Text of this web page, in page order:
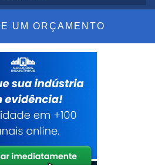
UM ORÇAMENTO
DO SITE
é um parceiro